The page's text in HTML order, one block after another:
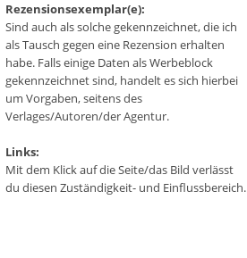
Rezensionsexemplar(e):
Sind auch als solche gekennzeichnet, die ich
als Tausch gegen eine Rezension erhalten
habe. Falls einige Daten als Werbeblock
gekennzeichnet sind, handelt es sich hierbei
um Vorgaben, seitens des
Verlages/Autoren/der Agentur.
Links:
Mit dem Klick auf die Seite/das Bild verlässt
du diesen Zuständigkeit- und Einflussbereich.